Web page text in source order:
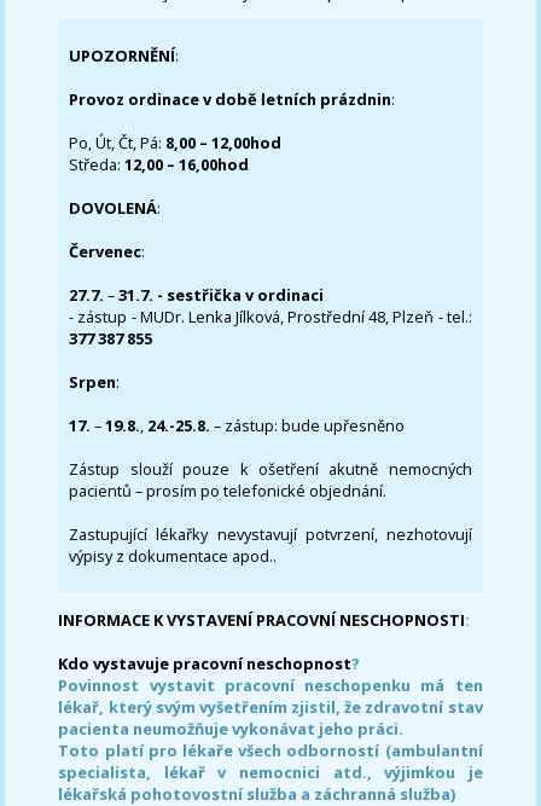
UPOZORNĚNÍ:
Provoz ordinace v době letních prázdnin:
Po, Út, Čt, Pá: 8,00 – 12,00hod
Středa:12,00 – 16,00hod
DOVOLENÁ:
Červenec:
27.7.–31.7. - sestřička v ordinaci
- zástup - MUDr. Lenka Jílková, Prostřední 48, Plzeň - tel.:
377 387 855
Srpen:
17. –19.8., 24.-25.8. – zástup: bude upřesněno
Zástup slouží pouze k ošetření akutně nemocných
pacientů – prosím po telefonické objednání.
Zastupující lékařky nevystavují potvrzení, nezhotovují
výpisy z dokumentace apod..
INFORMACE K VYSTAVENÍ PRACOVNÍ NESCHOPNOSTI:
Kdo vystavuje pracovní neschopnost?
Povinnost vystavit pracovní neschopenku má ten
lékař, který svým vyšetřením zjistil, že zdravotní stav
pacienta neumožňuje vykonávat jeho práci.
Toto platí pro lékaře všech odborností (ambulantní
specialista, lékař v nemocnici atd., výjimkou je
lékařská pohotovostní služba a záchranná služba)